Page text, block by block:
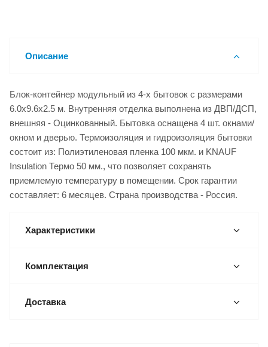
Описание
Блок-контейнер модульный из 4-х бытовок с размерами
6.0x9.6x2.5 м. Внутренняя отделка выполнена из ДВП/ДСП,
внешняя - Оцинкованный. Бытовка оснащена 4 шт. окнами/
окном и дверью. Термоизоляция и гидроизоляция бытовки
состоит из: Полиэтиленовая пленка 100 мкм. и KNAUF
Insulation Термо 50 мм., что позволяет сохранять
приемлемую температуру в помещении. Срок гарантии
составляет: 6 месяцев. Страна производства - Россия.
Характеристики
Комплектация
Доставка